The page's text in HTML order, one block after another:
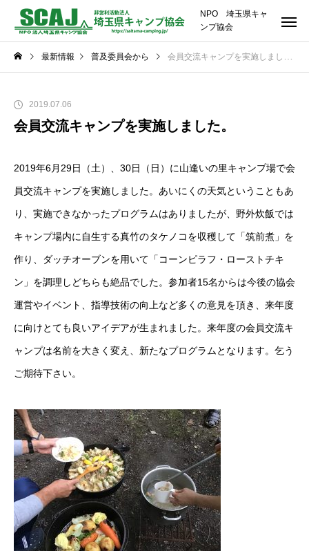
NPO 埼玉県キャ
ンプ協会
最新情報 普及委員会から 会員交流キャンプを実施しました。
2019.07.06
会員交流キャンプを実施しました。
2019年6月29日（土）、30日（日）に山逢いの里キャンプ場で会
員交流キャンプを実施しました。あいにくの天気ということもあ
り、実施できなかったプログラムはありましたが、野外炊飯では
キャンプ場内に自生する真竹のタケノコを収穫して「筑前煮」を
作り、ダッチオーブンを用いて「コーンピラフ・ローストチキ
ン」を調理しどちらも絶品でした。参加者15名からは今後の協会
運営やイベント、指導技術の向上など多くの意見を頂き、来年度
に向けとても良いアイデアが生まれました。来年度の会員交流キ
ャンプは名前を大きく変え、新たなプログラムとなります。乞う
ご期待下さい。